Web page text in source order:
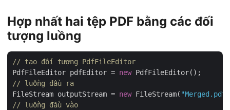
Hợp nhất hai tệp PDF bằng các đối
tượng luồng
// tạo đối tượng PdfFileEditor
PdfFileEditor pdfEditor = new
// luồng đầu ra
FileStream outputStream = new FileStream( "Merged.pdf"
// luồng đầu vào